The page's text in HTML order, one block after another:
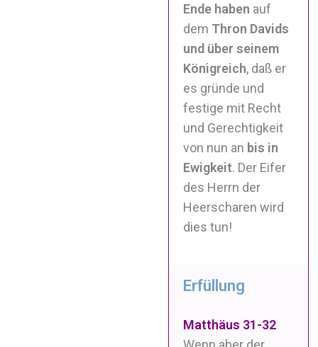
Ende haben auf
dem Thron Davids
und über seinem
Königreich, daß er
es gründe und
festige mit Recht
und Gerechtigkeit
von nun an bis in
Ewigkeit. Der Eifer
des Herrn der
Heerscharen wird
dies tun!
Erfüllung
Matthäus 31-32